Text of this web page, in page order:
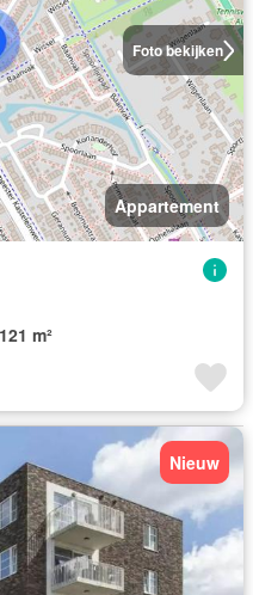
Foto bekijken
Appartement
121 m²
Nieuw